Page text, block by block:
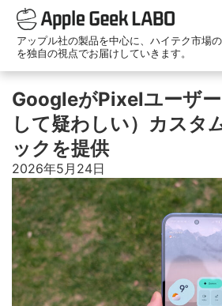
アップル社の製品を中心に、ハイテク市場
を独自の視点でお届けしていきます。
GoogleがPixelユーザ
して疑わしい）カスタ
ックを提供
2026年5月24日